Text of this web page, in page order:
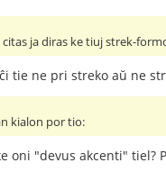
ja diras ke tiuj strek-
tie ne pri streko aŭ ne
kialon por tio:
oni "devus akcenti"